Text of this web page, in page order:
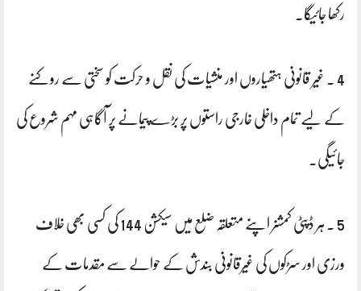
رکھا جائیگا۔
4 . غیر قانونی ہتھیاروں اور منشیات کی نقل و حرکت کو سختی سے روکنے
کے لیے تمام داخلی خارجی راستوں پر بڑے پیمانے پر آگاہی مہم شروع کی
جائیگی۔
5 . ہر ڈپٹی کمشنر اپنے متعلقہ ضلع میں سیکشن 144 کی کسی بھی خلاف
ورزی اور سڑکوں کی غیرقانونی بندش کے حوالے سے مقدمات کے